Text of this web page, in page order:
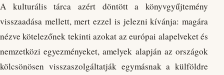
A kulturális tárca azért döntött a könyvgyűjtemény
visszaadása mellett, mert ezzel is jelezni kívánja: magára
nézve kötelezőnek tekinti azokat az európai alapelveket és
nemzetközi egyezményeket, amelyek alapján az országok
kölcsönösen visszaszolgáltatják egymásnak a külföldre